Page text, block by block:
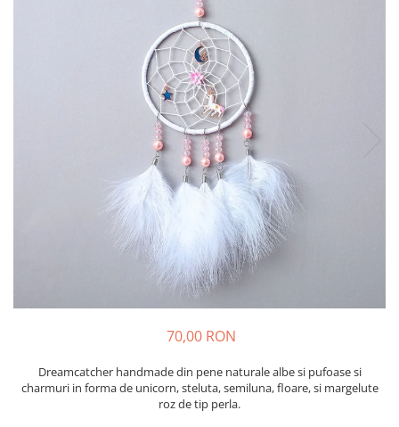
Seturi Creative si Accesorii
Ambalaje Cadouri
70,00 RON
Dreamcatcher handmade din pene naturale albe si pufoase si
charmuri in forma de unicorn, steluta, semiluna, floare, si margelute
roz de tip perla.